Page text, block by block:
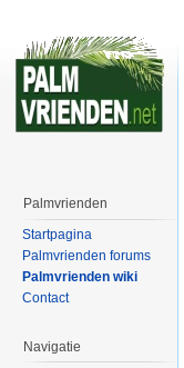
Palmvrienden
Startpagina
Palmvrienden forums
Palmvrienden wiki
Contact
Navigatie